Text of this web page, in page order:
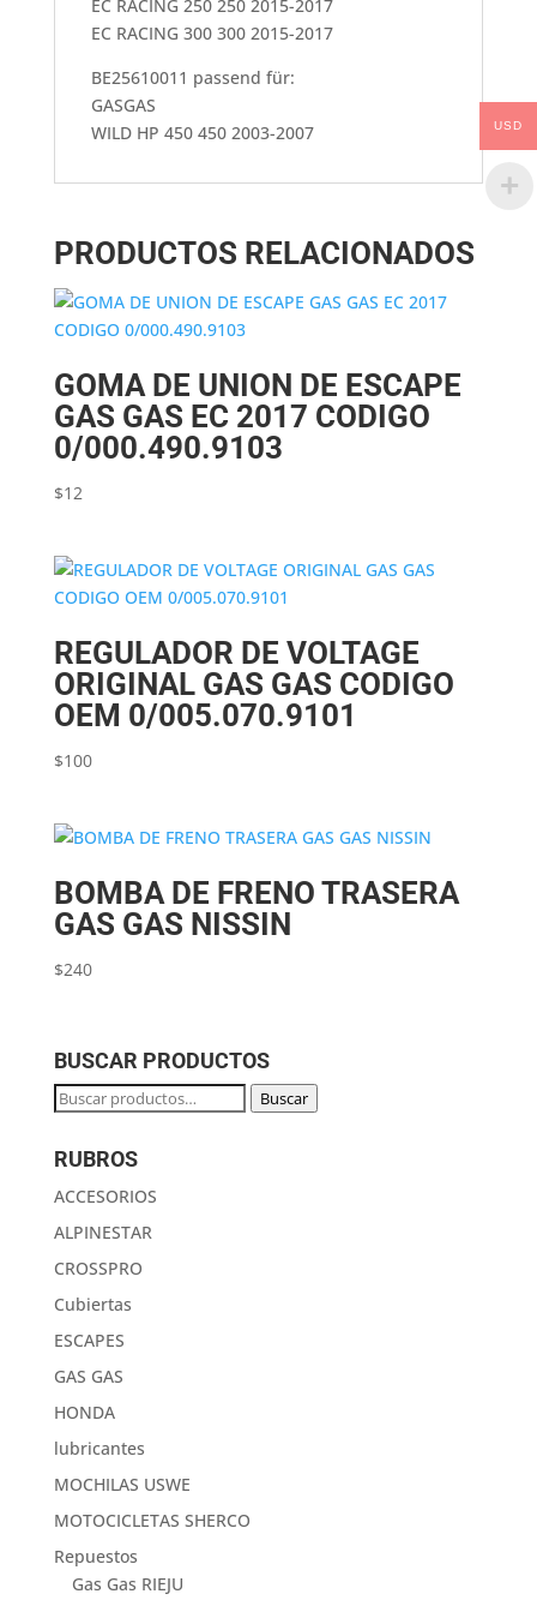
EC RACING 250 250 2015-2017
EC RACING 300 300 2015-2017
BE25610011 passend für:
GASGAS
WILD HP 450 450 2003-2007
PRODUCTOS RELACIONADOS
GOMA DE UNION DE ESCAPE
GAS GAS EC 2017 CODIGO
0/000.490.9103
$12
REGULADOR DE VOLTAGE
ORIGINAL GAS GAS CODIGO
OEM 0/005.070.9101
$100
BOMBA DE FRENO TRASERA
GAS GAS NISSIN
$240
BUSCAR PRODUCTOS
Buscar
Buscar
RUBROS
ACCESORIOS
ALPINESTAR
CROSSPRO
Cubiertas
ESCAPES
GAS GAS
HONDA
lubricantes
MOCHILAS USWE
MOTOCICLETAS SHERCO
Repuestos
Gas Gas RIEJU
USD